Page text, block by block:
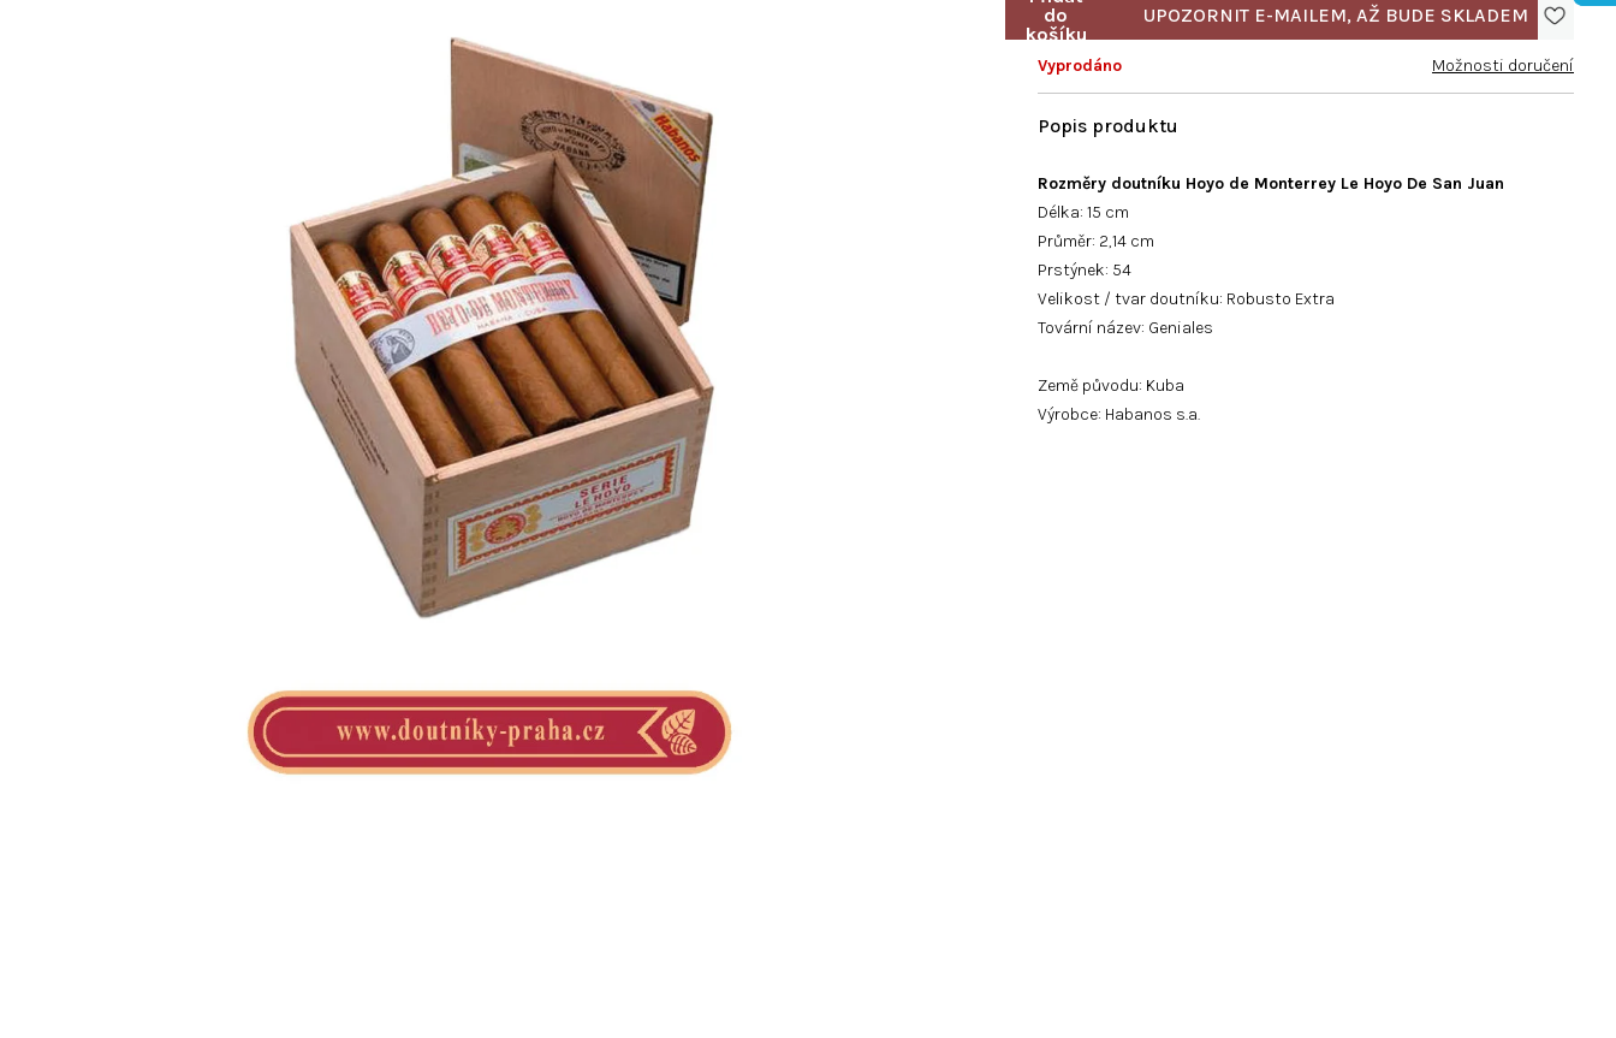
Rozměry doutníku Hoyo de Monterrey Le Hoyo De San Juan
Délka: 15 cm
Průměr: 2,14 cm
Prstýnek: 54
Velikost / tvar doutníku: Robusto Extra
Tovární název: Geniales
Země původu: Kuba
Výrobce: Habanos s.a.
Vyprodáno Možnosti doručení